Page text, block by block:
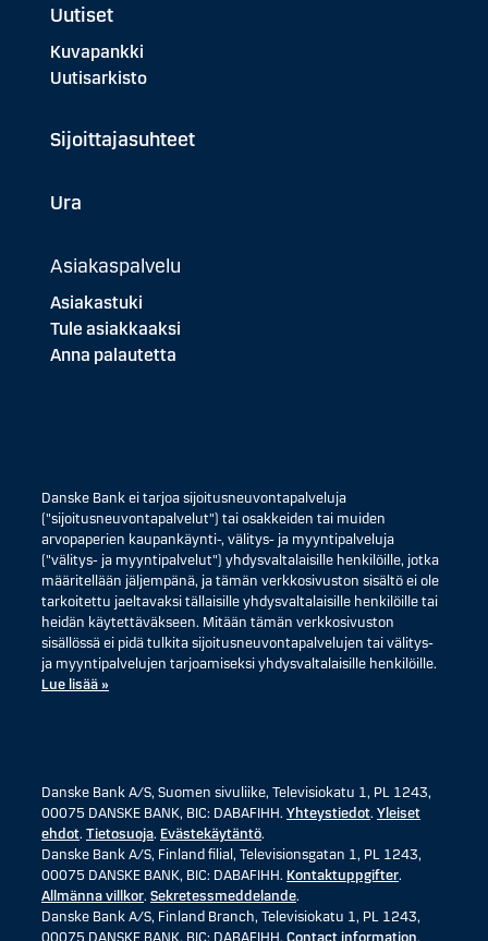
Uutiset
Kuvapankki
Uutisarkisto
Sijoittajasuhteet
Ura
Asiakaspalvelu
Asiakastuki
Tule asiakkaaksi
Anna palautetta
Danske Bank ei tarjoa sijoitusneuvontapalveluja
("sijoitusneuvontapalvelut") tai osakkeiden tai muiden
arvopaperien kaupankäynti-, välitys- ja myyntipalveluja
("välitys- ja myyntipalvelut") yhdysvaltalaisille henkilöille, jotka
määritellään jäljempänä, ja tämän verkkosivuston sisältö ei ole
tarkoitettu jaeltavaksi tällaisille yhdysvaltalaisille henkilöille tai
heidän käytettäväkseen. Mitään tämän verkkosivuston
sisällössä ei pidä tulkita sijoitusneuvontapalvelujen tai välitys-
ja myyntipalvelujen tarjoamiseksi yhdysvaltalaisille henkilöille.
Lue lisää »
Danske Bank A/S, Suomen sivuliike, Televisiokatu 1, PL 1243,
00075 DANSKE BANK, BIC: DABAFIHH. Yhteystiedot. Yleiset
ehdot. Tietosuoja. Evästekäytäntö.
Danske Bank A/S, Finland filial, Televisionsgatan 1, PL 1243,
00075 DANSKE BANK, BIC: DABAFIHH. Kontaktuppgifter.
Allmänna villkor. Sekretessmeddelande.
Danske Bank A/S, Finland Branch, Televisiokatu 1, PL 1243,